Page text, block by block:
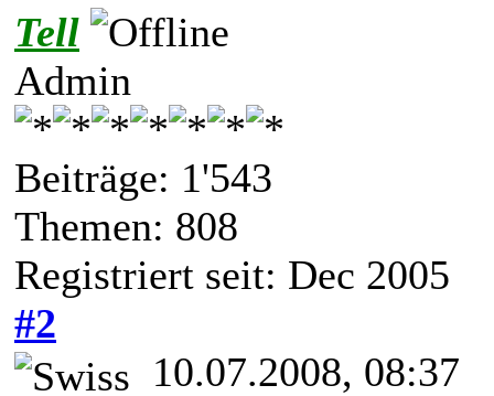
Tell
Admin
Beiträge: 1'543
Themen: 808
Registriert seit: Dec 2005
#2
10.07.2008, 08:37